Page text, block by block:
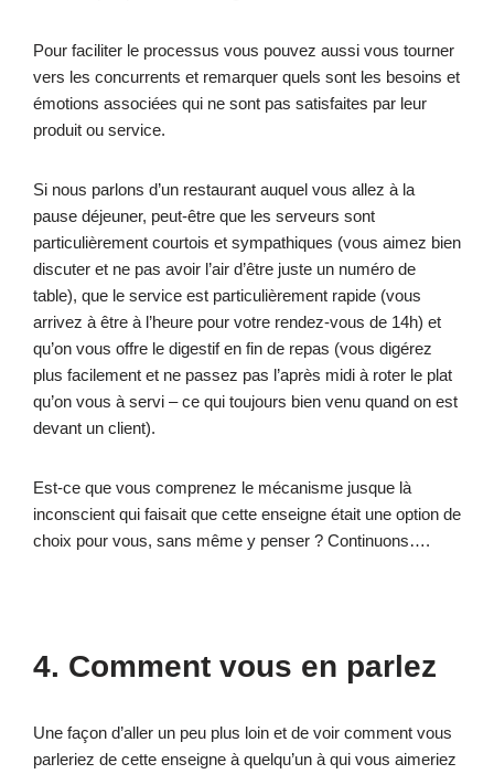
Pour faciliter le processus vous pouvez aussi vous tourner
vers les concurrents et remarquer quels sont les besoins et
émotions associées qui ne sont pas satisfaites par leur
produit ou service.
Si nous parlons d’un restaurant auquel vous allez à la
pause déjeuner, peut-être que les serveurs sont
particulièrement courtois et sympathiques (vous aimez bien
discuter et ne pas avoir l’air d’être juste un numéro de
table), que le service est particulièrement rapide (vous
arrivez à être à l’heure pour votre rendez-vous de 14h) et
qu’on vous offre le digestif en fin de repas (vous digérez
plus facilement et ne passez pas l’après midi à roter le plat
qu’on vous à servi – ce qui toujours bien venu quand on est
devant un client).
Est-ce que vous comprenez le mécanisme jusque là
inconscient qui faisait que cette enseigne était une option de
choix pour vous, sans même y penser ? Continuons….
4. Comment vous en parlez
Une façon d’aller un peu plus loin et de voir comment vous
parleriez de cette enseigne à quelqu’un à qui vous aimeriez